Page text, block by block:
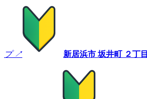
プ ↗ 新居浜市 坂井町 ２丁目